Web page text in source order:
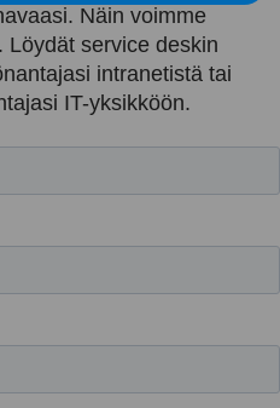
Näin voimme
Löydät service deskin
intranetistä tai
IT-yksikköön.